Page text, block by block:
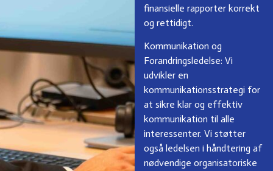
finansielle rapporter korrekt
og rettidigt.
Kommunikation og
Forandringsledelse: Vi
udvikler en
kommunikationsstrategi for
at sikre klar og effektiv
kommunikation til alle
interessenter. Vi støtter
også ledelsen i håndtering af
nødvendige organisatoriske